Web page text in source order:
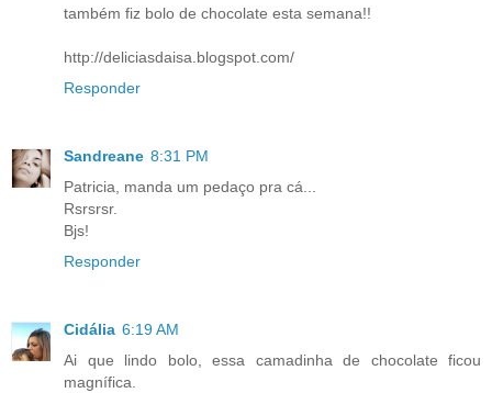
também fiz bolo de chocolate esta semana!!
http://deliciasdaisa.blogspot.com/
Responder
Sandreane 8:31 PM
Patricia, manda um pedaço pra cá...
Rsrsrsr.
Bjs!
Responder
Cidália 6:19 AM
Ai que lindo bolo, essa camadinha de chocolate ficou
magnífica.